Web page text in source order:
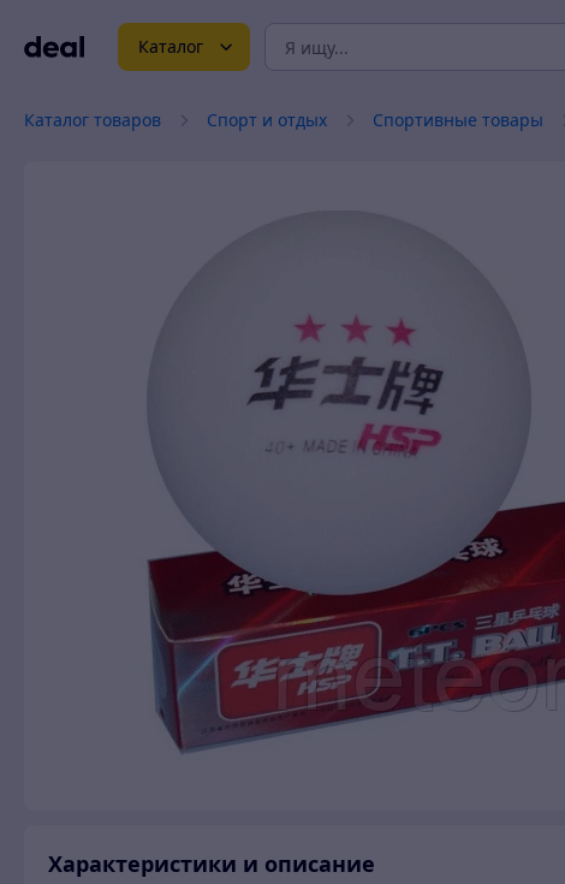
Каталог
Каталог товаров Спорт и отдых Спортивные товары
Характеристики и описание